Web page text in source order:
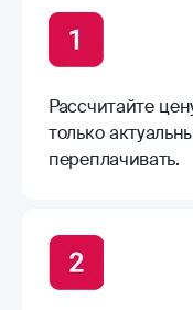
Рассчитайте
только
переплачивать.